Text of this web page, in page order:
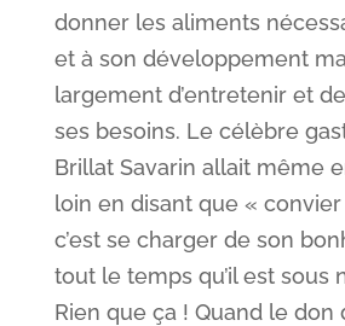
donner les aliments
et à son développement
largement d’entretenir et
ses besoins. Le célèbre
Brillat Savarin allait même
loin en disant que « convier
c’est se charger de son
tout le temps qu’il est sous
Rien que ça ! Quand le don